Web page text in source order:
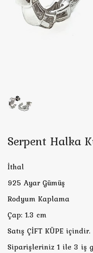
Serpent Halka
İthal
925 Ayar Gümüş
Rodyum Kaplama
Çap: 1.3 cm
Satış ÇİFT KÜPE içindir.
Siparişleriniz 1 ile 3 iş